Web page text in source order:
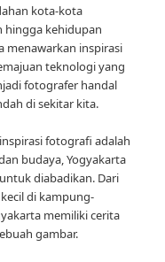
kota-kota
hingga kehidupan
menawarkan inspirasi
teknologi yang
fotografer handal
di sekitar kita.
fotografi adalah
budaya, Yogyakarta
diabadikan. Dari
di kampung-
memiliki cerita
gambar.